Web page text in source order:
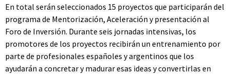
En total serán seleccionados 15 proyectos que participarán del
programa de Mentorización, Aceleración y presentación al
Foro de Inversión. Durante seis jornadas intensivas, los
promotores de los proyectos recibirán un entrenamiento por
parte de profesionales españoles y argentinos que los
ayudarán a concretar y madurar esas ideas y convertirlas en